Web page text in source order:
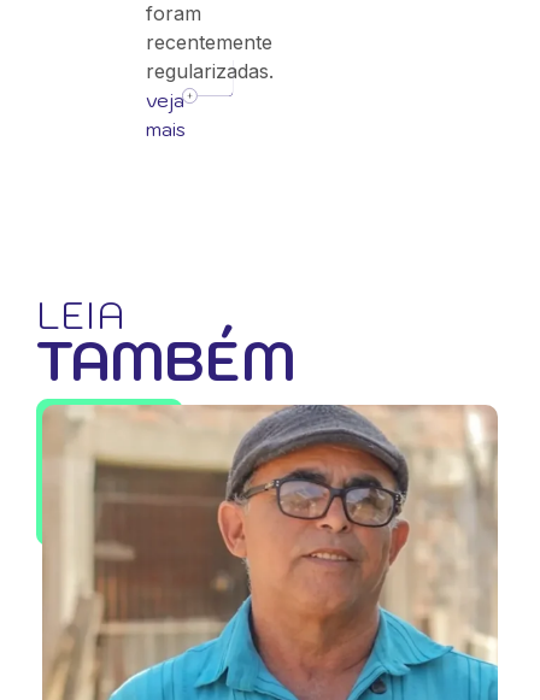
foram
recentemente
regularizadas.
veja
mais
LEIA
TAMBÉM